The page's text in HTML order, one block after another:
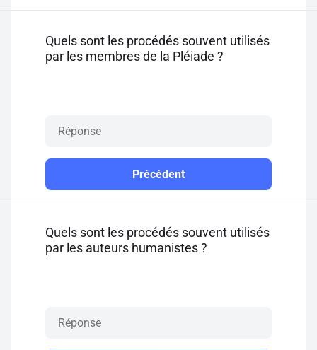
Quels sont les procédés souvent utilisés
par les membres de la Pléiade ?
Précédent
Quels sont les procédés souvent utilisés
par les auteurs humanistes ?